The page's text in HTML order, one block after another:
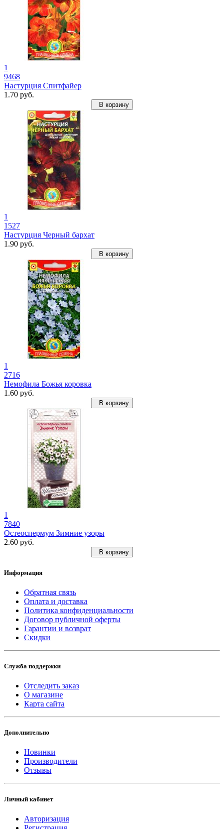
1
9468
Настурция Спитфайер
1.70 руб.
В корзину
1
1527
Настурция Черный бархат
1.90 руб.
В корзину
1
2716
Немофила Божья коровка
1.60 руб.
В корзину
1
7840
Остеоспермум Зимние узоры
2.60 руб.
В корзину
Информация
Обратная связь
Оплата и доставка
Политика конфиденциальности
Договор публичной оферты
Гарантии и возврат
Скидки
Служба поддержки
Отследить заказ
О магазине
Карта сайта
Дополнительно
Новинки
Производители
Отзывы
Личный кабинет
Авторизация